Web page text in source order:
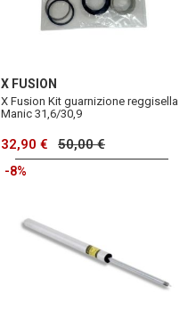
X FUSION
X Fusion Kit guarnizione reggisella
Manic 31,6/30,9
32,90 € 50,00 €
-8%